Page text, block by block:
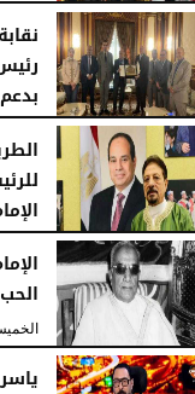
الجمعة، 7 أغسطس 2026
الخميس، 6 أغسطس 2026
الخميس، 6 أغسطس 2026
الخميس، 6